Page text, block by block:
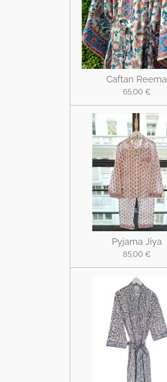
Caftan Reema
65,00 €
Pyjama Jiya
85,00 €